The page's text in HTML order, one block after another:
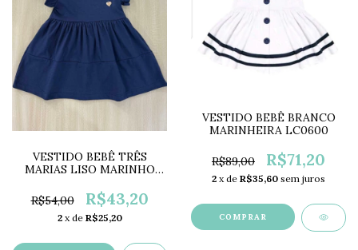
VESTIDO BEBÊ TRÊS
MARIAS LISO MARINHO
R$54,00
R$43,20
2 x de R$25,20
VESTIDO BEBÊ BRANCO
MARINHEIRA LC0600
R$89,00 R$71,20
2 x de R$35,60 sem juros
COMPRAR